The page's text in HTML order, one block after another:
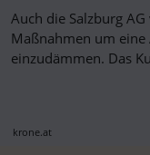
Auch die Salzburg
Maßnahmen um
einzudämmen. Das
krone.at